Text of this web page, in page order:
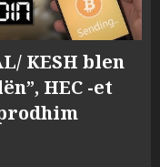
KESH blen
HEC -et